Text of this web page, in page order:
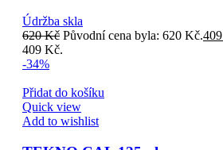
Údržba skla
620Kč Původní cena byla: 620 Kč.409
409 Kč.
-34%
Přidat do košíku
Quick view
Add to wishlist